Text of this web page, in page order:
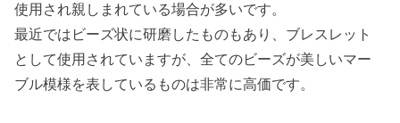
使用され親しまれている場合が多いです。
最近ではビーズ状に研磨したものもあり、ブレスレット
として使用されていますが、全てのビーズが美しいマー
ブル模様を表しているものは非常に高価です。